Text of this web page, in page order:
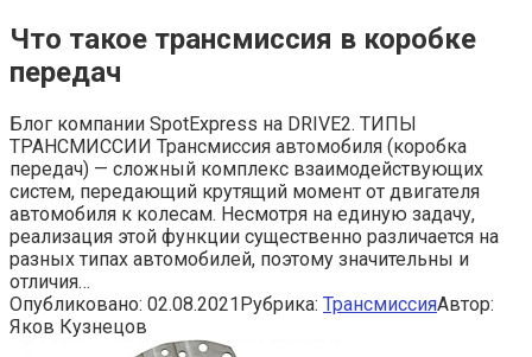
Что такое трансмиссия в коробке
передач
Блог компании SpotExpress на DRIVE2. ТИПЫ
ТРАНСМИССИИ Трансмиссия автомобиля (коробка
передач) — сложный комплекс взаимодействующих
систем, передающий крутящий момент от двигателя
автомобиля к колесам. Несмотря на единую задачу,
реализация этой функции существенно различается на
разных типах автомобилей, поэтому значительны и
отличия…
Опубликовано: 02.08.2021Рубрика: ТрансмиссияАвтор:
Яков Кузнецов